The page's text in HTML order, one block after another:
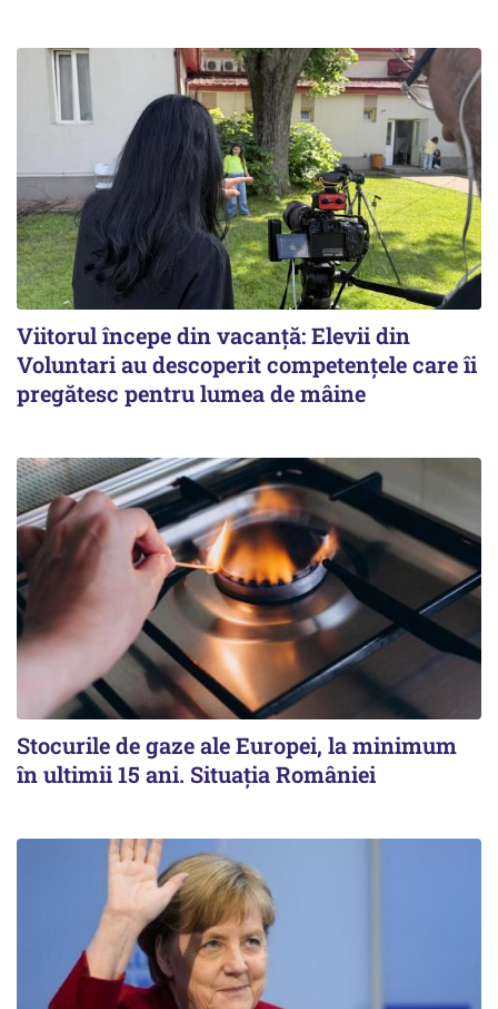
Viitorul începe din vacanță: Elevii din
Voluntari au descoperit competențele care îi
pregătesc pentru lumea de mâine
Stocurile de gaze ale Europei, la minimum
în ultimii 15 ani. Situația României